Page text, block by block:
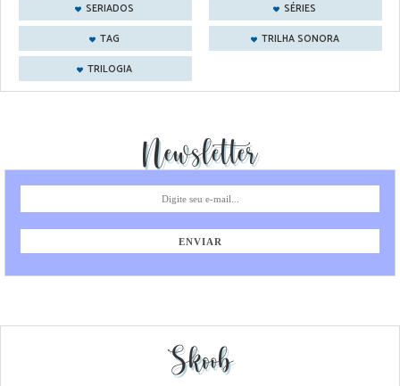
SERIADOS
SÉRIES
TAG
TRILHA SONORA
TRILOGIA
Newsletter
Skoob